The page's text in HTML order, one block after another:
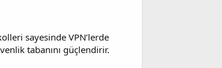
sayesinde VPN’lerde
tabanını güçlendirir.